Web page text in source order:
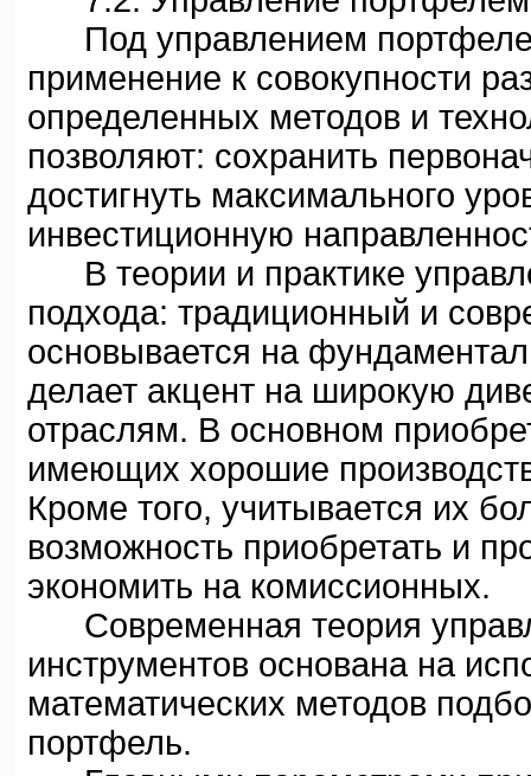
Под управлением
применение к совокупности
определенных методов и
позволяют: сохранить
достигнуть максимального
инвестиционную
В теории и практике
подхода: традиционный и
основывается на
делает акцент на широкую
отраслям. В основном
имеющих хорошие
Кроме того, учитывается их
возможность приобретать и
экономить на комиссионных.
Современная теория
инструментов основана на
математических методов
портфель.